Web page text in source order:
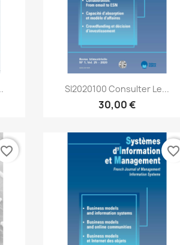
Aperçu rapide
SI2020100 Consulter Le...
30,00 €
favorite_border favorite_border